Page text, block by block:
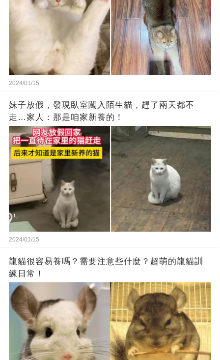
2024/01/15
妹子放假，發現臥室闖入陌生貓，趕了兩天都不
走…家人：那是咱家新養的！
2024/01/15
龍貓很容易養嗎？需要注意些什麼？超萌的龍貓訓
練日常！